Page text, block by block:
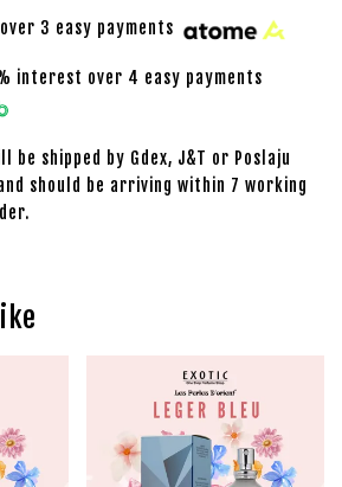
3 easy payments
interest over 4 easy payments
be shipped by Gdex, J&T or Poslaju
should be arriving within 7 working